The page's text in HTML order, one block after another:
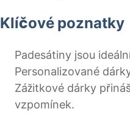
Klíčové poznatky
Padesátiny jsou
Personalizované
Zážitkové dárky
vzpomínek.